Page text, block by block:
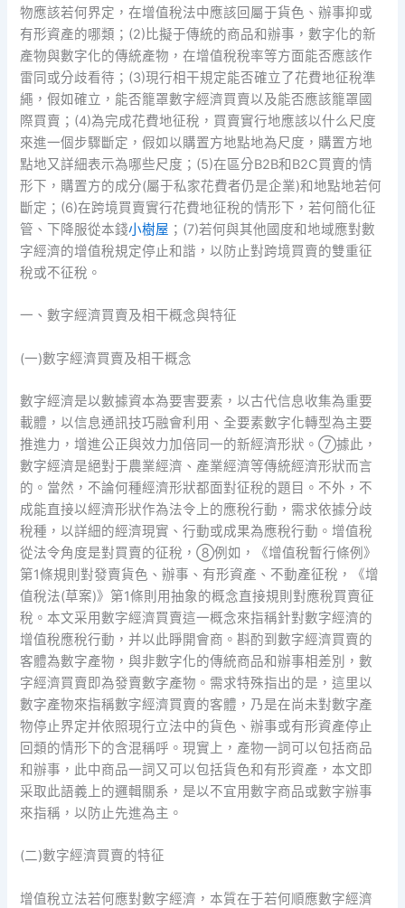
物應該若何界定，在增值稅法中應該回屬于貨色、辦事抑或
有形資產的哪類；(2)比擬于傳統的商品和辦事，數字化的新
產物與數字化的傳統產物，在增值稅稅率等方面能否應該作
雷同或分歧看待；(3)現行相干規定能否確立了花費地征稅準
繩，假如確立，能否籠罩數字經濟買賣以及能否應該籠罩國
際買賣；(4)為完成花費地征稅，買賣實行地應該以什么尺度
來進一個步驟斷定，假如以購置方地點地為尺度，購置方地
點地又詳細表示為哪些尺度；(5)在區分B2B和B2C買賣的情
形下，購置方的成分(屬于私家花費者仍是企業)和地點地若何
斷定；(6)在跨境買賣實行花費地征稅的情形下，若何簡化征
管、下降服從本錢小樹屋 ；(7)若何與其他國度和地域應對數
字經濟的增值稅規定停止和諧，以防止對跨境買賣的雙重征
稅或不征稅。
一、數字經濟買賣及相干概念與特征
(一)數字經濟買賣及相干概念
數字經濟是以數據資本為要害要素，以古代信息收集為重要
載體，以信息通訊技巧融會利用、全要素數字化轉型為主要
推進力，增進公正與效力加倍同一的新經濟形狀。⑦據此，
數字經濟是絕對于農業經濟、產業經濟等傳統經濟形狀而言
的。當然，不論何種經濟形狀都面對征稅的題目。不外，不
成能直接以經濟形狀作為法令上的應稅行動，需求依據分歧
稅種，以詳細的經濟現實、行動或成果為應稅行動。增值稅
從法令角度是對買賣的征稅，⑧例如，《增值稅暫行條例》
第1條規則對發賣貨色、辦事、有形資產、不動產征稅，《增
值稅法(草案)》第1條則用抽象的概念直接規則對應稅買賣征
稅。本文采用數字經濟買賣這一概念來指稱針對數字經濟的
增值稅應稅行動，并以此睜開會商。斟酌到數字經濟買賣的
客體為數字產物，與非數字化的傳統商品和辦事相差別，數
字經濟買賣即為發賣數字產物。需求特殊指出的是，這里以
數字產物來指稱數字經濟買賣的客體，乃是在尚未對數字產
物停止界定并依照現行立法中的貨色、辦事或有形資產停止
回類的情形下的含混稱呼。現實上，產物一詞可以包括商品
和辦事，此中商品一詞又可以包括貨色和有形資產，本文即
采取此語義上的邏輯關系，是以不宜用數字商品或數字辦事
來指稱，以防止先進為主。
(二)數字經濟買賣的特征
增值稅立法若何應對數字經濟，本質在于若何順應數字經濟